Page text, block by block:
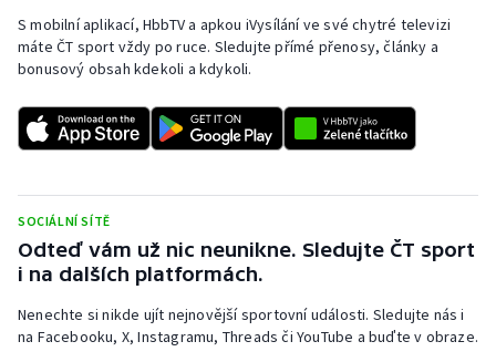
S mobilní aplikací, HbbTV a apkou iVysílání ve své chytré televizi
máte ČT sport vždy po ruce. Sledujte přímé přenosy, články a
bonusový obsah kdekoli a kdykoli.
SOCIÁLNÍ SÍTĚ
Odteď vám už nic neunikne. Sledujte ČT sport
i na dalších platformách.
Nenechte si nikde ujít nejnovější sportovní události. Sledujte nás i
na Facebooku, X, Instagramu, Threads či YouTube a buďte v obraze.